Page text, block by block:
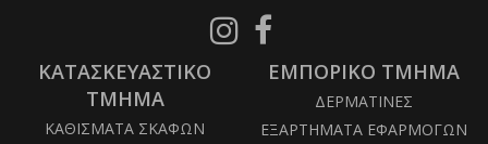
Follow
on
Facebook
ΚΑΤΑΣΚΕΥΑΣΤΙΚΟ
ΤΜΗΜΑ
ΚΑΘΙΣΜΑΤΑ ΣΚΑΦΩΝ
ΕΜΠΟΡΙΚΟ ΤΜΗΜΑ
ΔΕΡΜΑΤΙΝΕΣ
ΕΞΑΡΤΗΜΑΤΑ ΕΦΑΡΜΟΓΩΝ